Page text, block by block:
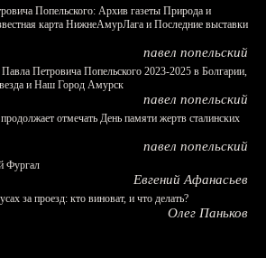
Попельского: Архив газеты Природа и
карта НижнеАмурЛага и Последние выставки
павел попельский
Петровича Попельского 2023-2025 в Болгарии,
и Наш Город Амурск
павел попельский
отмечать День памяти жертв сталинских
павел попельский
Фургал
Евгений Афанасьев
за проезд: кто виноват, и что делать?
Олег Паньков